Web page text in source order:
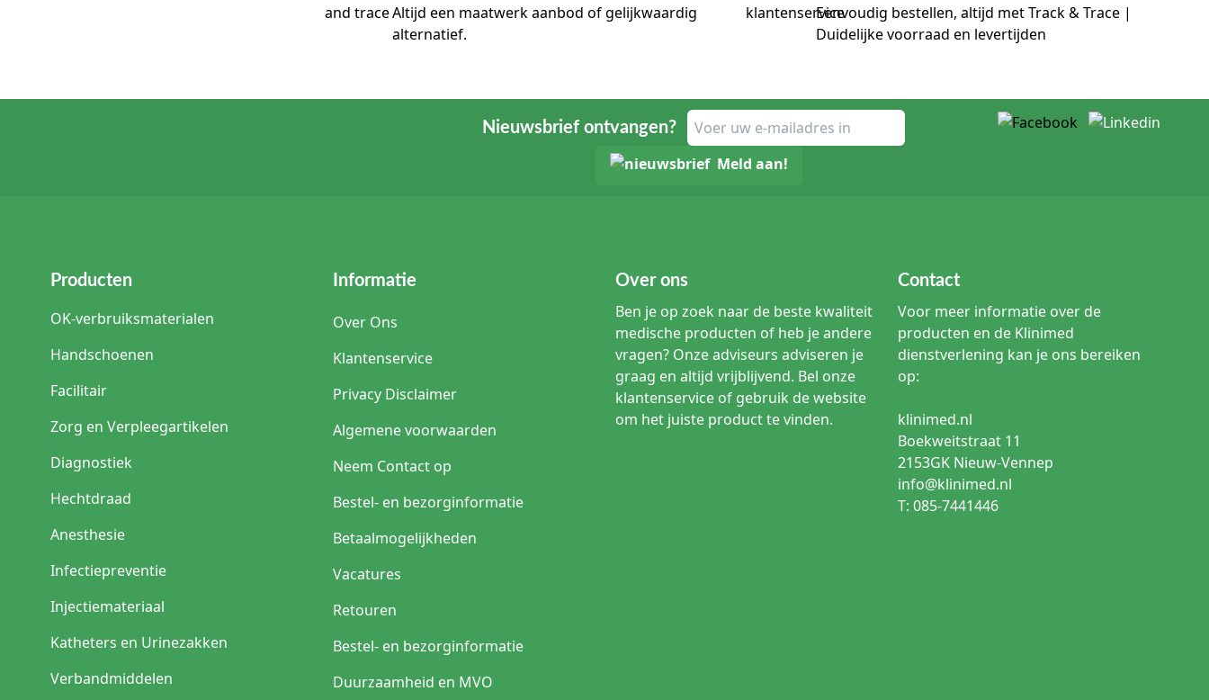
Altijd een maatwerk aanbod of gelijkwaardig
alternatief.
Eenvoudig bestellen, altijd met Track & Trace |
Duidelijke voorraad en levertijden
Nieuwsbrief ontvangen?
Meld aan!
Producten
OK-verbruiksmaterialen
Handschoenen
Facilitair
Zorg en Verpleegartikelen
Diagnostiek
Hechtdraad
Anesthesie
Infectiepreventie
Injectiemateriaal
Katheters en Urinezakken
Verbandmiddelen
Informatie
Over Ons
Klantenservice
Privacy Disclaimer
Algemene voorwaarden
Neem Contact op
Bestel- en bezorginformatie
Betaalmogelijkheden
Vacatures
Retouren
Bestel- en bezorginformatie
Duurzaamheid en MVO
Over ons
Ben je op zoek naar de beste kwaliteit
medische producten of heb je andere
vragen? Onze adviseurs adviseren je
graag en altijd vrijblijvend. Bel onze
klantenservice of gebruik de website
om het juiste product te vinden.
Contact
Voor meer informatie over de
producten en de Klinimed
dienstverlening kan je ons bereiken
op:
klinimed.nl
Boekweitstraat 11
2153GK Nieuw-Vennep
info@klinimed.nl
T: 085-7441446